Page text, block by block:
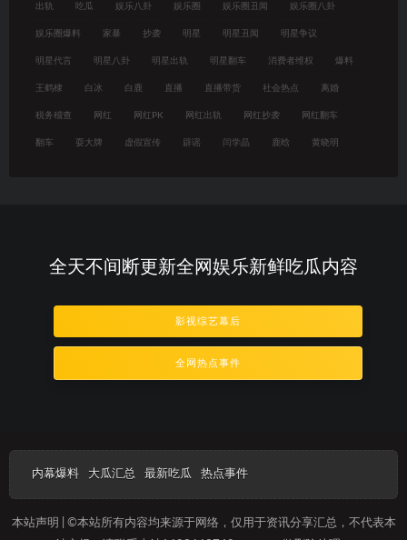
出轨 吃瓜 娱乐八卦 娱乐圈 娱乐圈丑闻 娱乐圈八卦
娱乐圈爆料 家暴 抄袭 明星 明星丑闻 明星争议
明星代言 明星八卦 明星出轨 明星翻车 消费者维权 爆料
王鹤棣 白冰 白鹿 直播 直播带货 社会热点 离婚
税务稽查 网红 网红PK 网红出轨 网红抄袭 网红翻车
翻车 耍大牌 虚假宣传 辟谣 闫学晶 鹿晗 黄晓明
全天不间断更新全网娱乐新鲜吃瓜内容
影视综艺幕后
全网热点事件
内幕爆料 大瓜汇总 最新吃瓜 热点事件
本站声明 | ©本站所有内容均来源于网络，仅用于资讯分享汇总，不代表本